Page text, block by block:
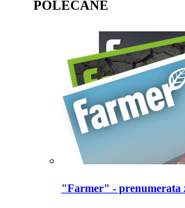
POLECANE
"Farmer" - prenumerata